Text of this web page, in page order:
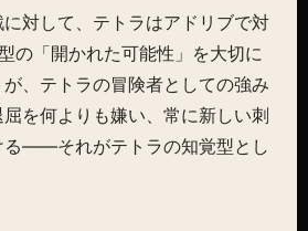
対して、テトラはアドリブで対
の「開かれた可能性」を大切に
、テトラの冒険者としての強み
を何よりも嫌い、常に新しい刺
る――それがテトラの知覚型とし